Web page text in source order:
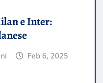
e Inter:
Feb 6, 2025